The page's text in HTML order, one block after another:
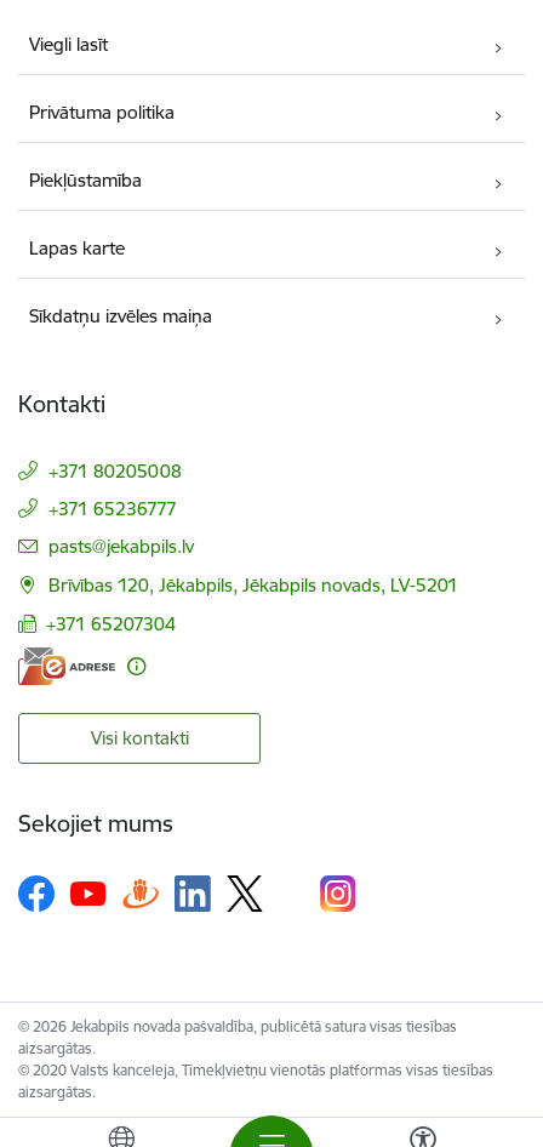
Viegli lasīt
Privātuma politika
Piekļūstamība
Lapas karte
Sīkdatņu izvēles maiņa
Kontakti
+371 80205008
+371 65236777
E-pasts:
pasts@jekabpils.lv
Brīvības 120, Jēkabpils, Jēkabpils novads, LV-5201
+371 65207304
Visi kontakti
Sekojiet mums
© 2026 Jekabpils novada pašvaldība, publicētā satura visas tiesības
aizsargātas.
© 2020 Valsts kanceleja, Tīmekļvietņu vienotās platformas visas tiesības
aizsargātas.